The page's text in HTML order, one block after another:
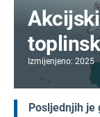
Izmijenjeno: 2025
Posljednjih je